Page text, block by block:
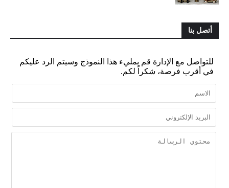
أتصل بنا
للتواصل مع الإدارة قم بمليء هذا النموذج وسيتم الرد عليكم
في أقرب فرصة، شكراً لكم.